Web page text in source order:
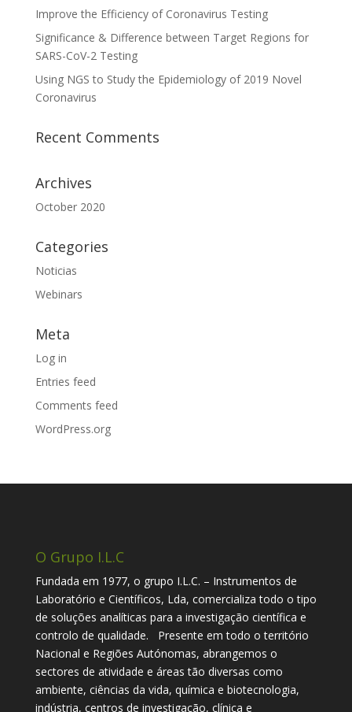
Improve the Efficiency of Coronavirus Testing
Significance & Difference between Target Regions for
SARS-CoV-2 Testing
Using NGS to Study the Epidemiology of 2019 Novel
Coronavirus
Recent Comments
Archives
October 2020
Categories
Noticias
Webinars
Meta
Log in
Entries feed
Comments feed
WordPress.org
O Grupo I.L.C
Fundada em 1977, o grupo I.L.C. – Instrumentos de
Laboratório e Científicos, Lda, comercializa todo o tipo
de soluções analíticas para a investigação científica e
controlo de qualidade. Presente em todo o território
Nacional e Regiões Autónomas, abrangemos o
sectores de atividade e áreas tão diversas como
ambiente, ciências da vida, química e biotecnologia,
indústria, centros de investigação, clínica e